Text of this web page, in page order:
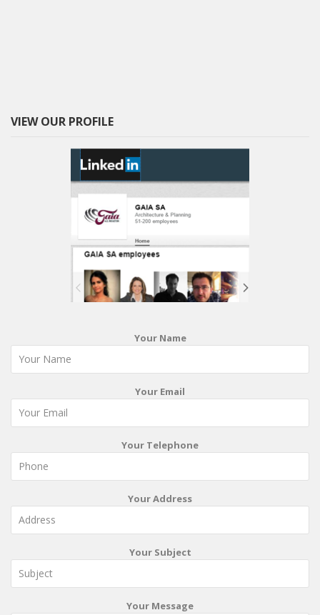
VIEW OUR PROFILE
Your Name
Your Email
Your Telephone
Your Address
Your Subject
Your Message